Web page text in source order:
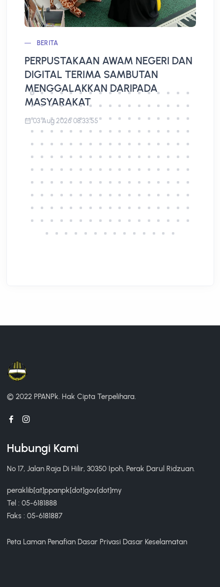
BERITA
PERPUSTAKAAN AWAM NEGERI DAN
DIGITAL TERIMA SAMBUTAN
MENGGALAKKAN DARIPADA
MASYARAKAT
03 Aug 2026 08:33:55
© 2022 PPANPk. Hak Cipta Terpelihara.
Hubungi Kami
No 17, Jalan Raja Di Hilir, 30350 Ipoh, Perak Darul Ridzuan.
peraklib[at]ppanpk[dot]gov[dot]my
Tel : 05-6181888
Faks : 05-6181887
Peta Laman Penafian Dasar Privasi Dasar Keselamatan